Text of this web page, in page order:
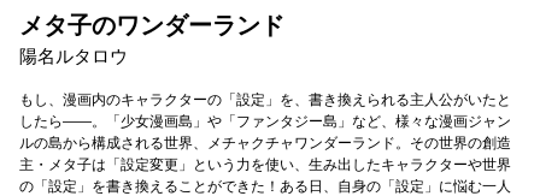
メタ子のワンダーランド
陽名ルタロウ
もし、漫画内のキャラクターの「設定」を、書き換えられる主人公がいたと
したら――。「少女漫画島」や「ファンタジー島」など、様々な漫画ジャン
ルの島から構成される世界、メチャクチャワンダーランド。その世界の創造
主・メタ子は「設定変更」という力を使い、生み出したキャラクターや世界
の「設定」を書き換えることができた！ある日、自身の「設定」に悩む一人